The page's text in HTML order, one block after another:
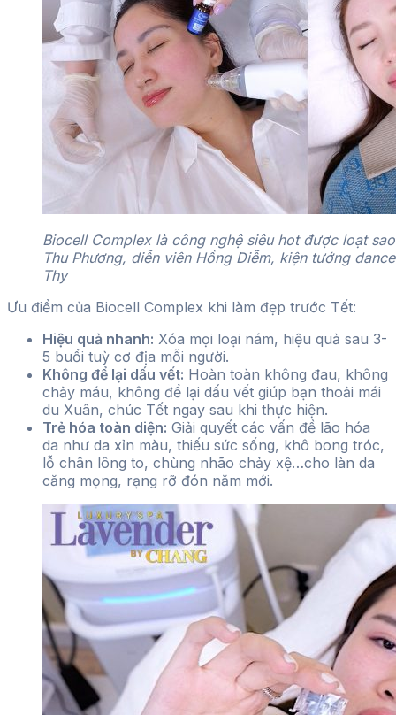
Biocell Complex là công nghệ siêu hot được loạt
Thu Phương, diễn viên Hồng Diễm, kiện tướng
Thy
Ưu điểm của Biocell Complex khi làm đẹp trước Tết:
Hiệu quả nhanh: Xóa mọi loại nám, hiệu quả sau 3-
5 buổi tuỳ cơ địa mỗi người.
Không để lại dấu vết: Hoàn toàn không đau, không
chảy máu, không để lại dấu vết giúp bạn thoải mái
du Xuân, chúc Tết ngay sau khi thực hiện.
Trẻ hóa toàn diện: Giải quyết các vấn đề lão hóa
da như da xỉn màu, thiếu sức sống, khô bong tróc,
lỗ chân lông to, chùng nhão chảy xệ…cho làn da
căng mọng, rạng rỡ đón năm mới.